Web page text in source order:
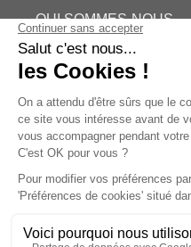
QUI SOMMES-NOUS
ESTIMATION GRATUITE
PHILOB
MENTIONS LÉGALES